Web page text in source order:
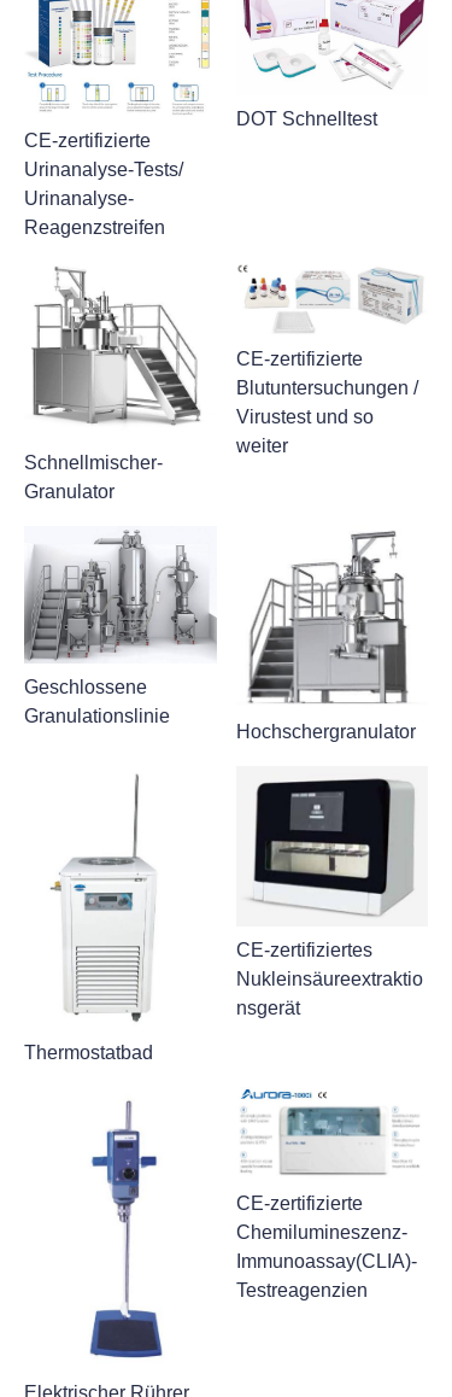
CE-zertifizierte
Urinanalyse-Tests/
Urinanalyse-
Reagenzstreifen
DOT Schnelltest
Schnellmischer-
Granulator
CE-zertifizierte
Blutuntersuchungen /
Virustest und so
weiter
Geschlossene
Granulationslinie
Hochschergranulator
Thermostatbad
CE-zertifiziertes
Nukleinsäureextraktio
nsgerät
Elektrischer Rührer
CE-zertifizierte
Chemilumineszenz-
Immunoassay(CLIA)-
Testreagenzien